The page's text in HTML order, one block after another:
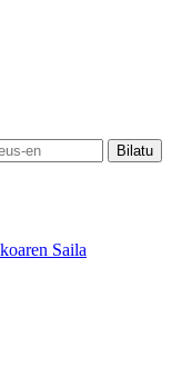
Saila